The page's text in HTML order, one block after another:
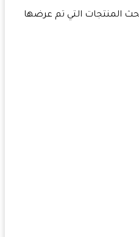
المنتجات التي تم عرضها